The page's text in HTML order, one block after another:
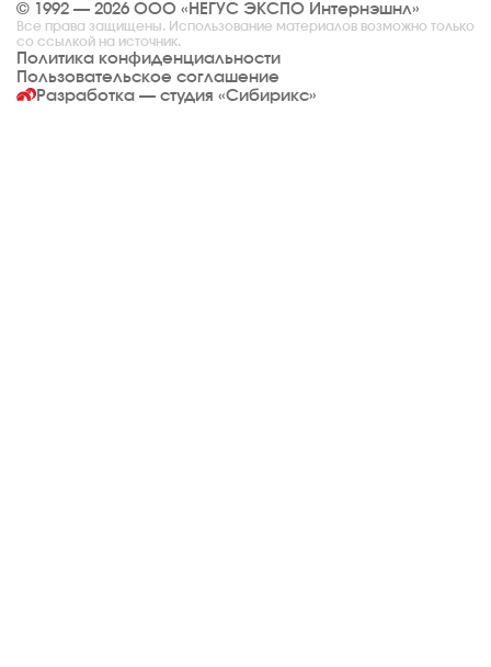
© 1992 — 2026 ООО «НЕГУС ЭКСПО Интернэшнл»
Все права защищены. Использование материалов возможно только
со ссылкой на источник.
Политика конфиденциальности
Пользовательское соглашение
Разработка — студия «Сибирикс»